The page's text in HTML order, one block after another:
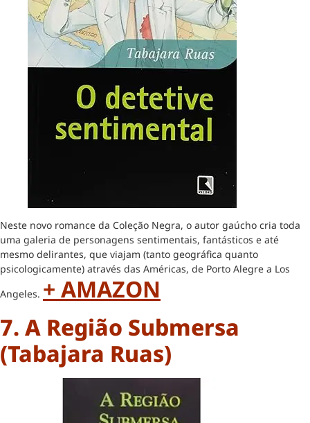
Neste novo romance da Coleção Negra, o autor gaúcho cria toda
uma galeria de personagens sentimentais, fantásticos e até
mesmo delirantes, que viajam (tanto geográfica quanto
psicologicamente) através das Américas, de Porto Alegre a Los
Angeles. + AMAZON
7. A Região Submersa
(Tabajara Ruas)